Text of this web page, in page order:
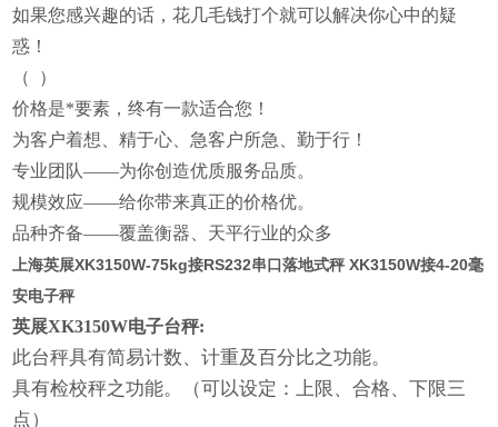
如果您感兴趣的话，花几毛钱打个就可以解决你心中的疑
惑！
（
）
价格是*要素，终有一款适合您！
为客户着想、精于心、急客户所急、勤于行！
专业团队——为你创造优质服务品质。
规模效应——给你带来真正的价格优。
品种齐备——覆盖衡器、天平行业的众多
上海英展XK3150W-75kg接RS232串口落地式秤 XK3150W接4-20毫
安电子秤
英展XK3150W电子台秤:
此台秤具有简易计数、计重及百分比之功能。
具有检校秤之功能。（可以设定：上限 、合格、下限三
点）